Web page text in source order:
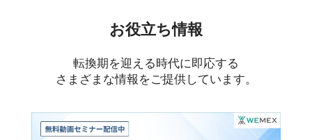
お役立ち情報
転換期を迎える時代に即応する
さまざまな情報をご提供しています。